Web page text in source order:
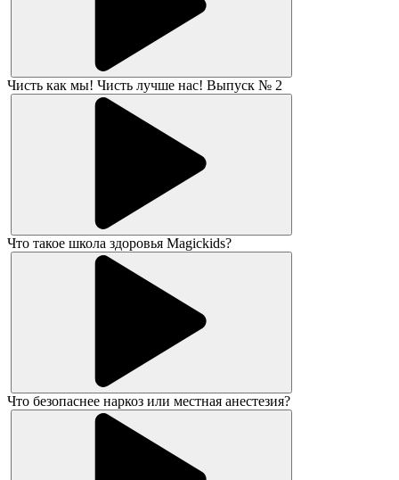
Чисть как мы! Чисть лучше нас! Выпуск № 2
Что такое школа здоровья Magickids?
Что безопаснее наркоз или местная анестезия?